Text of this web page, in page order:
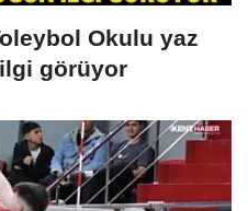
Okulu yaz
görüyor